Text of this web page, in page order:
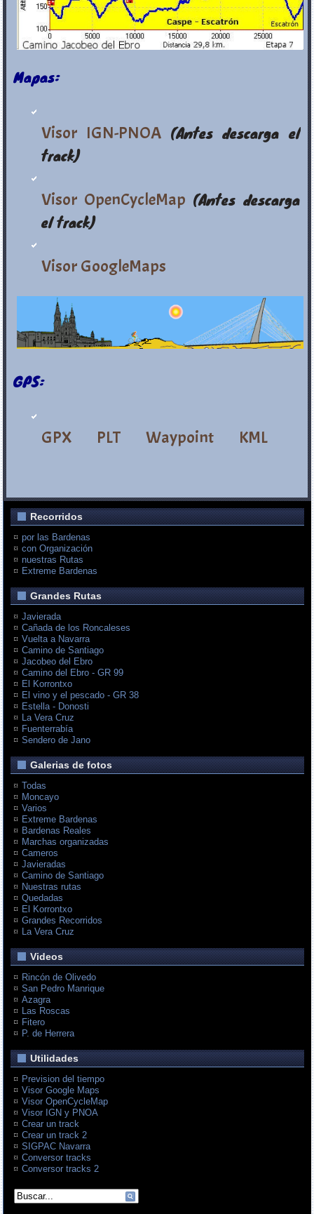
Mapas:
Visor IGN-PNOA(Antes descarga el
track)
Visor OpenCycleMap (Antes descarga
el track)
Visor GoogleMaps
GPS:
GPX PLT Waypoint KML
Recorridos
por las Bardenas
con Organización
nuestras Rutas
Extreme Bardenas
Grandes Rutas
Javierada
Cañada de los Roncaleses
Vuelta a Navarra
Camino de Santiago
Jacobeo del Ebro
Camino del Ebro - GR 99
El Korrontxo
El vino y el pescado - GR 38
Estella - Donosti
La Vera Cruz
Fuenterrabía
Sendero de Jano
Galerias de fotos
Todas
Moncayo
Varios
Extreme Bardenas
Bardenas Reales
Marchas organizadas
Cameros
Javieradas
Camino de Santiago
Nuestras rutas
Quedadas
El Korrontxo
Grandes Recorridos
La Vera Cruz
Videos
Rincón de Olivedo
San Pedro Manrique
Azagra
Las Roscas
Fitero
P. de Herrera
Utilidades
Prevision del tiempo
Visor Google Maps
Visor OpenCycleMap
Visor IGN y PNOA
Crear un track
Crear un track 2
SIGPAC Navarra
Conversor tracks
Conversor tracks 2